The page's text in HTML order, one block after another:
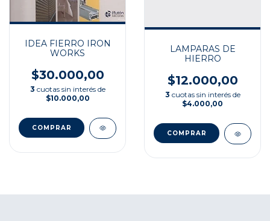
IDEA FIERRO IRON
WORKS
$30.000,00
3 cuotas sin interés de
$10.000,00
LAMPARAS DE
HIERRO
$12.000,00
3 cuotas sin interés de
$4.000,00